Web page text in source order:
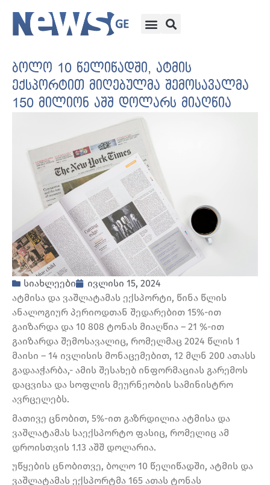
ბოლო 10 წელიწადში, ატმის
ექსპორტით მიღებულმა შემოსავალმა
150 მილიონ აშშ დოლარს მიაღწია
სიახლეები
ივლისი 15, 2024
ატმისა და ვაშლატამას ექსპორტი, წინა წლის
ანალოგიურ პერიოდთან შედარებით 15%-ით
გაიზარდა და 10 808 ტონას მიაღწია – 21 %-ით
გაიზარდა შემოსავალიც, რომელმაც 2024 წლის 1
მაისი – 14 ივლისის მონაცემებით, 12 მლნ 200 ათასს
გადააჭარბა,- ამის შესახებ ინფორმაციას გარემოს
დაცვისა და სოფლის მეურნეობის სამინისტრო
ავრცელებს.
მათივე ცნობით, 5%-ით გაზრდილია ატმისა და
ვაშლატამას საექსპორტო ფასიც, რომელიც ამ
დროისთვის 1.13 აშშ დოლარია.
უწყების ცნობითვე, ბოლო 10 წელიწადში, ატმის და
ვაშლატამას ექსპორტმა 165 ათას ტონას